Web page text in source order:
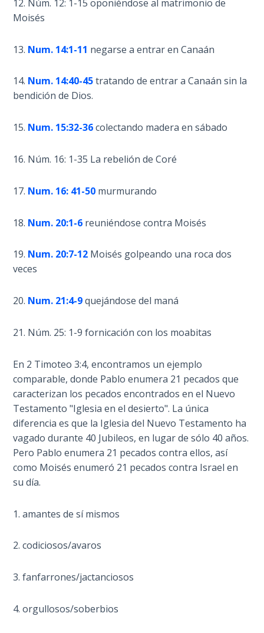
of the
The Bible
Divorce
is Not
is a
on
an
When
REALLY
was
Born?
The Laws
of
Wormwood
Prophetic
United
12. Núm. 12: 1-15 oponiéndose al matrimonio de
Moisés
13. Num. 14:1-11 negarse a entrar en Canaán
14. Num. 14:40-45tratando de entrar a Canaán sin la
bendición de Dios.
15. Num. 15:32-36colectando madera en sábado
16. Núm. 16: 1-35 La rebelión de Coré
17. Num. 16: 41-50 murmurando
18. Num. 20:1-6 reuniéndose contra Moisés
19. Num. 20:7-12 Moisés golpeando una roca dos
veces
20. Num. 21:4-9quejándose del maná
21. Núm. 25: 1-9 fornicación con los moabitas
En 2 Timoteo 3:4, encontramos un ejemplo
comparable, donde Pablo enumera 21 pecados que
caracterizan los pecados encontrados en el Nuevo
Testamento "Iglesia en el desierto". La única
diferencia es que la Iglesia del Nuevo Testamento ha
vagado durante 40 Jubileos, en lugar de sólo 40 años.
Pero Pablo enumera 21 pecados contra ellos, así
como Moisés enumeró 21 pecados contra Israel en
su día.
1. amantes de sí mismos
2. codiciosos/avaros
3. fanfarrones/jactanciosos
4. orgullosos/soberbios